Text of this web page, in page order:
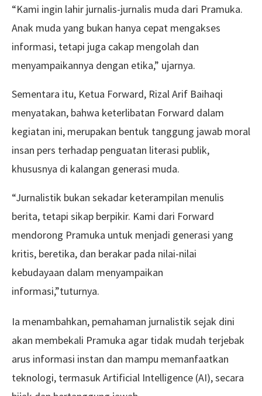
“Kami ingin lahir jurnalis-jurnalis muda dari Pramuka.
Anak muda yang bukan hanya cepat mengakses
informasi, tetapi juga cakap mengolah dan
menyampaikannya dengan etika,” ujarnya.
Sementara itu, Ketua Forward, Rizal Arif Baihaqi
menyatakan, bahwa keterlibatan Forward dalam
kegiatan ini, merupakan bentuk tanggung jawab moral
insan pers terhadap penguatan literasi publik,
khususnya di kalangan generasi muda.
“Jurnalistik bukan sekadar keterampilan menulis
berita, tetapi sikap berpikir. Kami dari Forward
mendorong Pramuka untuk menjadi generasi yang
kritis, beretika, dan berakar pada nilai-nilai
kebudayaan dalam menyampaikan
informasi,”tuturnya.
Ia menambahkan, pemahaman jurnalistik sejak dini
akan membekali Pramuka agar tidak mudah terjebak
arus informasi instan dan mampu memanfaatkan
teknologi, termasuk Artificial Intelligence (AI), secara